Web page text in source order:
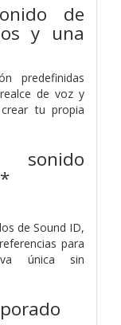
de
y una
predefinidas
de voz y
tu propia
sonido
de Sound ID,
para
única sin